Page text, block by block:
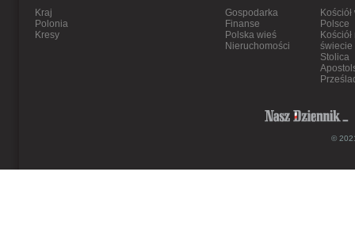
Kraj
Polonia
Kresy
Gospodarka
Finanse
Polska wieś
Nieruchomości
Kościół
Polsce
Kościół
świecie
Stolica
©